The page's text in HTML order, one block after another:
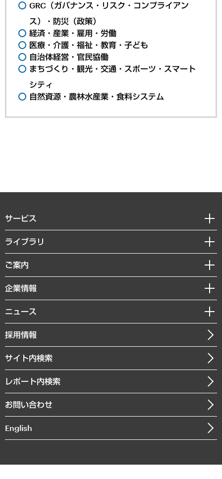
GRC（ガバナンス・リスク・コンプライアン
ス）・防災（政策）
経済・産業・雇用・労働
医療・介護・福祉・教育・子ども
自治体経営・官民協働
まちづくり・観光・交通・スポーツ・スマート
シティ
自然資源・農林水産業・食料システム
サービス
経営戦略
組織・人事戦略
デジタルイノベーション
共生・ダイバーシティ
GRC（ガバナンス・リスク・コンプライアンス）・防災（政策）
経済・産業・雇用・労働
まちづくり・観光・交通・スポーツ・スマートシティ
自然資源・農林水産業・食料システム
ライブラリ
経済調査
レポート
コラム
経営用語集
受託・受注実績（官公庁関連）
メディア掲載・出演
ご案内
セミナー・イベント情報
MUFGビジネスセミナー
受託案件情報
企業情報
私たちの想い
社長メッセージ
会社概要
沿革
組織図・本部部室紹介
インドネシア現地法人
個人情報保護方針
ニュース
ニュースリリース
お知らせ
採用情報
サイト内検索
レポート内検索
お問い合わせ
English